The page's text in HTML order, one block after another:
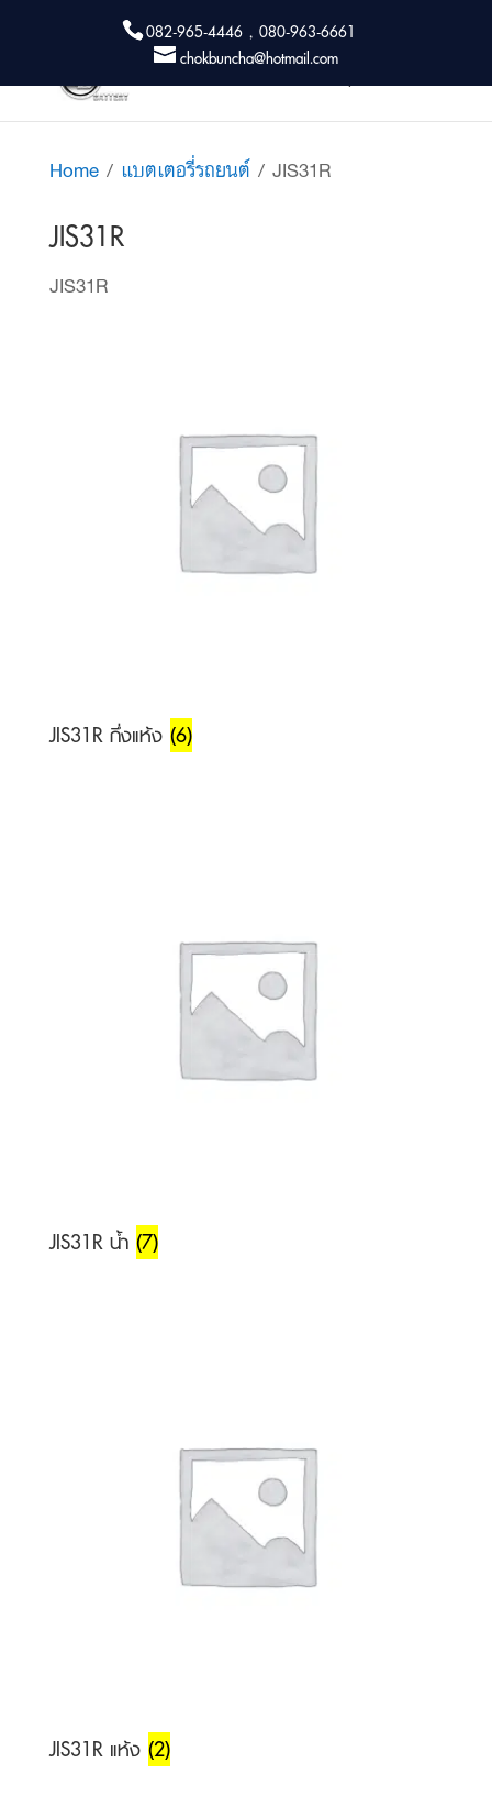
082-965-4446 , 080-963-6661
chokbuncha@hotmail.com
Home/ แบตเตอรี่รถยนต์/ JIS31R
JIS31R
JIS31R
JIS31R กึ่งแห้ง (6)
JIS31R น้ำ (7)
JIS31R แห้ง (2)